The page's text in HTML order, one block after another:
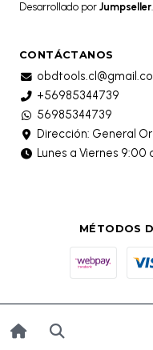
Desarrollado por Jumpseller.
CONTÁCTANOS
+56985344739
56985344739
Dirección: General
Lunes a Viernes 9:00
MÉTODOS